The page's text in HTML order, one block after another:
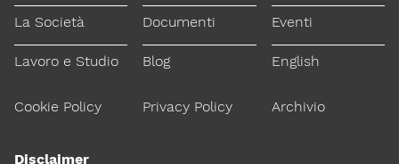
La Società
Documenti Eventi
Lavoro e Studio Blog English
Cookie Policy Privacy Policy Archivio
Disclaimer